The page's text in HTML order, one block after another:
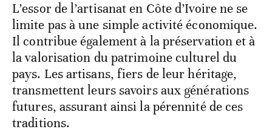
L’essor de l’artisanat en Côte d’Ivoire ne se
limite pas à une simple activité économique.
Il contribue également à la préservation et à
la valorisation du patrimoine culturel du
pays. Les artisans, fiers de leur héritage,
transmettent leurs savoirs aux générations
futures, assurant ainsi la pérennité de ces
traditions.